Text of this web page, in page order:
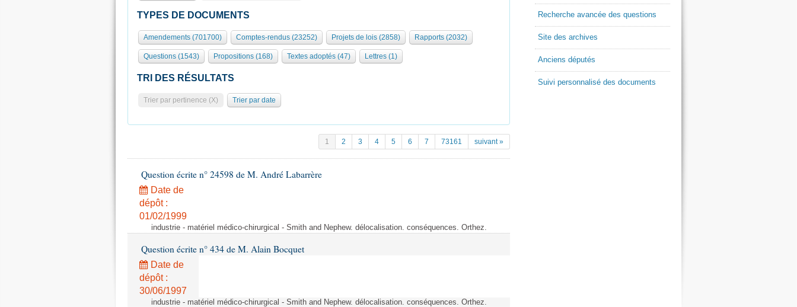
TYPES DE DOCUMENTS
Amendements (701700) Comptes-rendus (23252) Projets de lois (2858) Rapports (2032)
Questions (1543) Propositions (168) Textes adoptés (47) Lettres (1)
TRI DES RÉSULTATS
Trier par pertinence (X) Trier par date
1 2 3 4 5 6 7 73161 suivant »
Question écrite n° 24598 de M. André Labarrère
Date de
dépôt :
01/02/1999
industrie - matériel médico-chirurgical - Smith and Nephew. délocalisation. conséquences. Orthez.
Question écrite n° 434 de M. Alain Bocquet
Date de
dépôt :
30/06/1997
industrie - matériel médico-chirurgical - Smith and Nephew. délocalisation. conséquences. Orthez.
Recherche avancée des questions
Site des archives
Anciens députés
Suivi personnalisé des documents